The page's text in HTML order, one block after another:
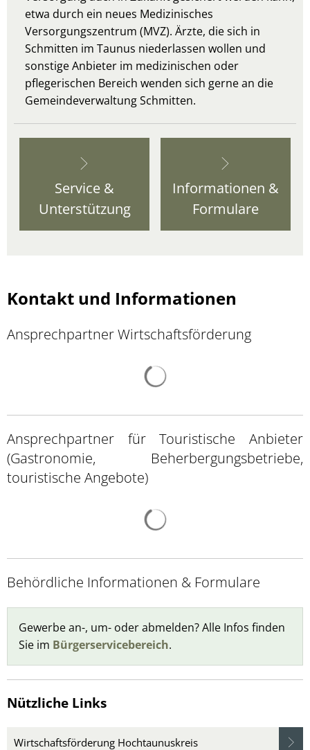
etwa durch ein neues Medizinisches
Versorgungszentrum (MVZ). Ärzte, die sich in
Schmitten im Taunus niederlassen wollen und
sonstige Anbieter im medizinischen oder
pflegerischen Bereich wenden sich gerne an die
Gemeindeverwaltung Schmitten.
Service &
Unterstützung
Informationen &
Formulare
Kontakt und Informationen
Ansprechpartner Wirtschaftsförderung
Ansprechpartner für Touristische Anbieter
(Gastronomie, Beherbergungsbetriebe,
touristische Angebote)
Behördliche Informationen & Formulare
Gewerbe an-, um- oder abmelden? Alle Infos finden
Sie im Bürgerservicebereich.
Nützliche Links
Wirtschaftsförderung Hochtaunuskreis